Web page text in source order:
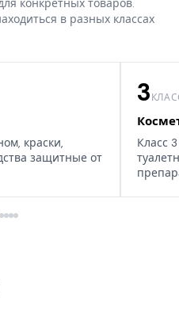
конкретных товаров.
в разных классах
краски,
защитные от
3
Класс